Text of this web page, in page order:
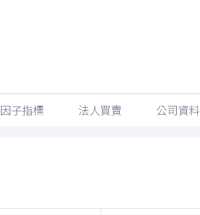
因子指標 法人買賣 公司資料